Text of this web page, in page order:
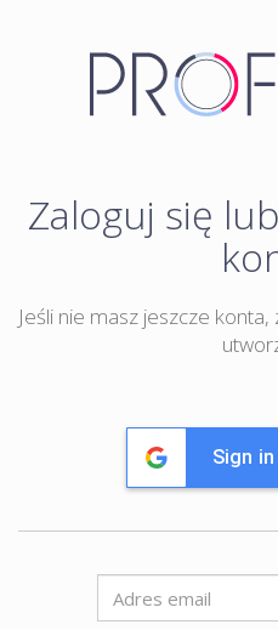
Zaloguj się
Jeśli nie masz jeszcze
Sign